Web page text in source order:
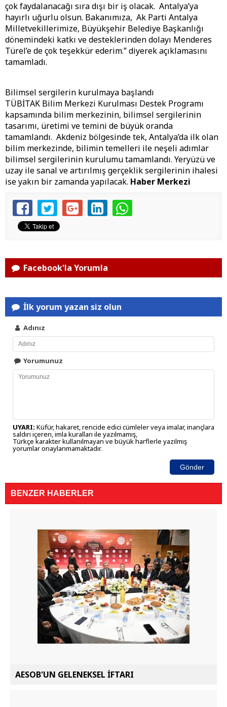
çok faydalanacağı sıra dışı bir iş olacak. Antalya’ya
hayırlı uğurlu olsun. Bakanımıza, Ak Parti Antalya
Milletvekillerimize, Büyükşehir Belediye Başkanlığı
dönemindeki katkı ve desteklerinden dolayı Menderes
Türel’e de çok teşekkür ederim.” diyerek açıklamasını
tamamladı.
Bilimsel sergilerin kurulmaya başlandı
TÜBİTAK Bilim Merkezi Kurulması Destek Programı
kapsamında bilim merkezinin, bilimsel sergilerinin
tasarımı, üretimi ve temini de büyük oranda
tamamlandı. Akdeniz bölgesinde tek, Antalya’da ilk olan
bilim merkezinde, bilimin temelleri ile neşeli adımlar
bilimsel sergilerinin kurulumu tamamlandı. Yeryüzü ve
uzay ile sanal ve artırılmış gerçeklik sergilerinin ihalesi
ise yakın bir zamanda yapılacak. Haber Merkezi
Facebook'la Yorumla
İlk yorum yazan siz olun
Adınız
Yorumunuz
UYARI: Küfür, hakaret, rencide edici cümleler veya imalar, inançlara
saldırı içeren, imla kuralları ile yazılmamış,
Türkçe karakter kullanılmayan ve büyük harflerle yazılmış
yorumlar onaylanmamaktadır.
Gönder
BENZER HABERLER
AESOB'UN GELENEKSEL İFTARI